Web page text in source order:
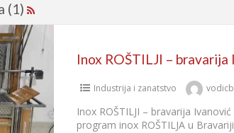
(1)
Inox ROŠTILJI – bravarija
Industrija i zanatstvo
Inox ROŠTILJI – bravarija
program inox ROŠTILJA u